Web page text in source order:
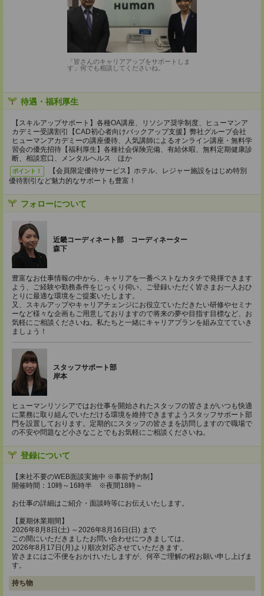
「皆さんのキャリアアップをサポートしま
す」何でも相談してくださいね。
待遇・福利厚生
【スキルアップサポート】各種OA講座、リソシア奨学制度、ヒューマンア
カデミー受講割引【CAD初心者向けバックアップ支援】弊社グループ会社
ヒューマンアカデミーの講座優待、人気講師によるオンライン講座・無料学
習会の優先招待【福利厚生】各種社会保険完備、有給休暇、無料定期健康診
断、相談窓口、メンタルヘルス ほか
ポイント！
【会員限定優待サービス】ホテル、レジャー施設をはじめ特別
優待割引など魅力的なサポートも豊富！
フォローについて
近畿コーディネート部 コーディネーター
森下
豊富なお仕事情報の中から、キャリアを一番ベストなカタチで発揮できます
よう、ご経験や勤務条件をじっくり伺い、ご登録いただく皆さまお一人おひ
とりに最適な環境をご提案いたします。
又、スキルアップやキャリアチェンジにお役立ていただきたい研修やセミナ
ーなど様々な企画もご用意しておりますので将来の夢や目指す目標など、お
気軽にご相談くださいね。私たちと一緒にキャリアプランを組み立てていき
ましょう！
スタッフサポート部
岸本
ヒューマンリソシアではお仕事を開始されたスタッフの皆さまがいつも快適
に業務に取り組んでいただける環境を維持できますようスタッフサポート部
門を設置しております。定期的にスタッフの皆さまを訪問しますので職場で
の不安や問題など小さなことでもお気軽にご相談くださいね。
登録について
【来社不要のWEB面談実施中 ※事前予約制】
開催時間：10時～16時半 ※夜間18時～
お仕事の詳細はご紹介・面談時等にお伝えいたします。
【夏期休業期間】
2026年8月8日(土) ～2026年8月16日(日) まで
この間にいただきましたお問い合わせにつきましては、
2026年8月17日(月)より順次対応させていただきます。
皆さまにはご不便をおかけいたしますが、何卒ご理解の程お願い申し上げま
す。
持ち物